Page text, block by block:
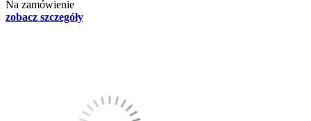
Na zamówienie
zobacz szczegóły